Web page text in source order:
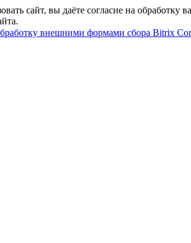
сайт, вы даёте согласие на
внешними формами сбора Bitrix